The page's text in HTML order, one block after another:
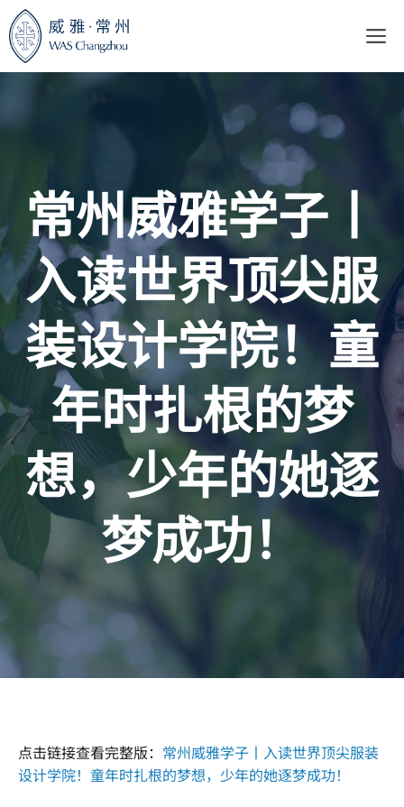
至
内
容
菜
单
常州威雅学子丨
入读世界顶尖服
装设计学院！童
年时扎根的梦
想，少年的她逐
梦成功！
点击链接查看完整版： 常州威雅学子丨入读世界顶尖服装
设计学院！童年时扎根的梦想，少年的她逐梦成功！